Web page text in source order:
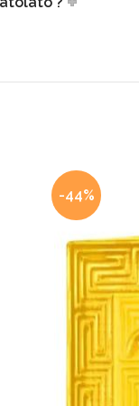
-44%